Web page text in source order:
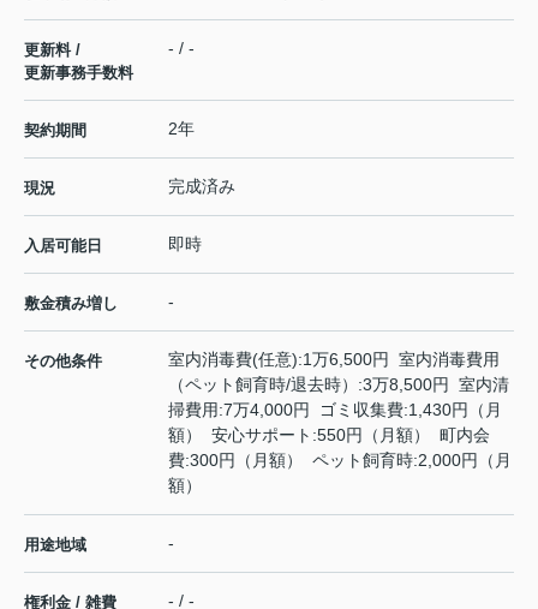
更新料 /
更新事務手数料
- / -
契約期間 2年
現況 完成済み
入居可能日 即時
敷金積み増し -
その他条件
室内消毒費(任意):1万6,500円 室内消毒費用
（ペット飼育時/退去時）:3万8,500円 室内清
掃費用:7万4,000円 ゴミ収集費:1,430円（月
額） 安心サポート:550円（月額） 町内会
費:300円（月額） ペット飼育時:2,000円（月
額）
用途地域 -
権利金 / 雑費 - / -